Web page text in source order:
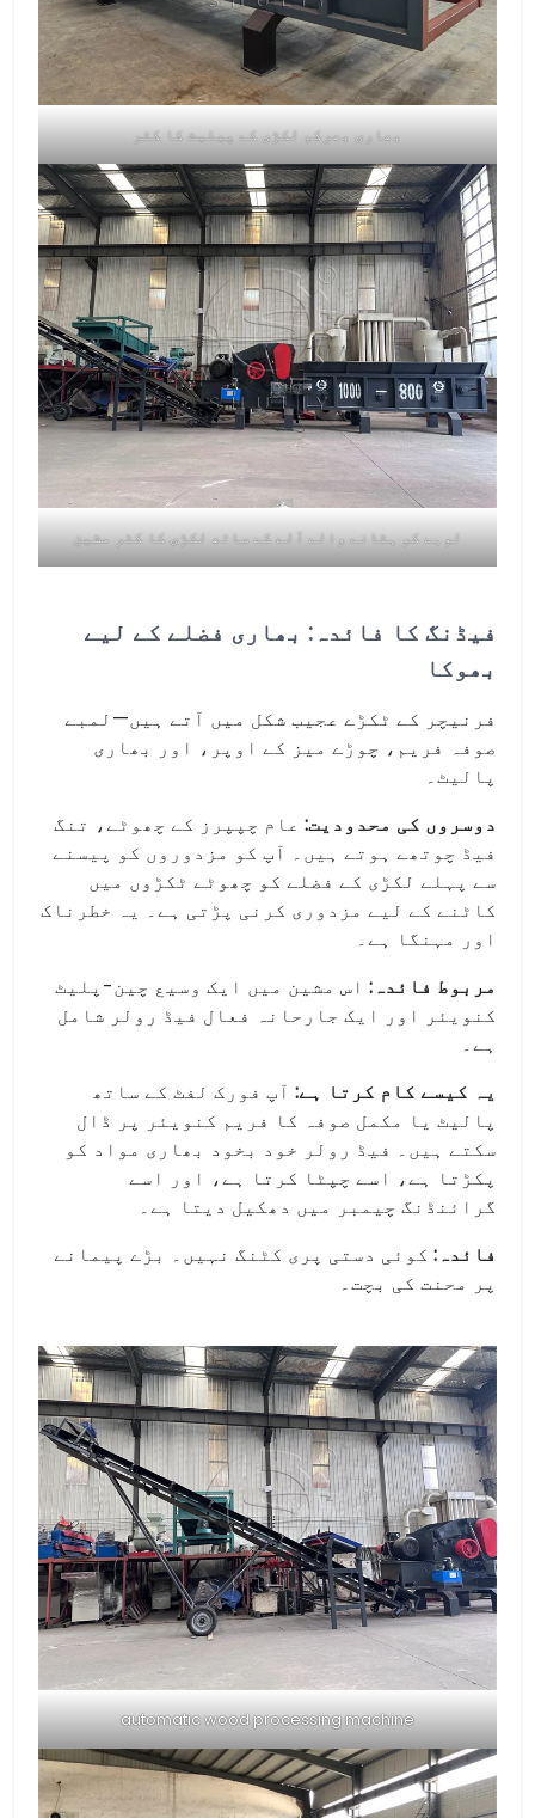
بھاری بھرکم لکڑی کے پیلیٹ کا کٹر
لوہے کو ہٹانے والے آلے کے ساتھ لکڑی کا کٹر مشین
فیڈنگ کا فائدہ: بھاری فضلے کے لیے
بھوکا
فرنیچر کے ٹکڑے عجیب شکل میں آتے ہیں—لمبے
صوفہ فریم، چوڑے میز کے اوپر، اور بھاری
پالیٹ۔
دوسروں کی محدودیت: عام چپپرز کے چھوٹے، تنگ
فیڈ چوتھے ہوتے ہیں۔ آپ کو مزدوروں کو پیسنے
سے پہلے لکڑی کے فضلے کو چھوٹے ٹکڑوں میں
کاٹنے کے لیے مزدوری کرنی پڑتی ہے۔ یہ خطرناک
اور مہنگا ہے۔
مربوط فائدہ: اس مشین میں ایک وسیع چین-پلیٹ
کنویئر اور ایک جارحانہ فعال فیڈ رولر شامل
ہے۔
یہ کیسے کام کرتا ہے: آپ فورک لفٹ کے ساتھ
پالیٹ یا مکمل صوفہ کا فریم کنویئر پر ڈال
سکتے ہیں۔ فیڈ رولر خود بخود بھاری مواد کو
پکڑتا ہے، اسے چپٹا کرتا ہے، اور اسے
گرائنڈنگ چیمبر میں دھکیل دیتا ہے۔
فائدہ: کوئی دستی پری کٹنگ نہیں۔ بڑے پیمانے
پر محنت کی بچت۔
automatic wood processing machine